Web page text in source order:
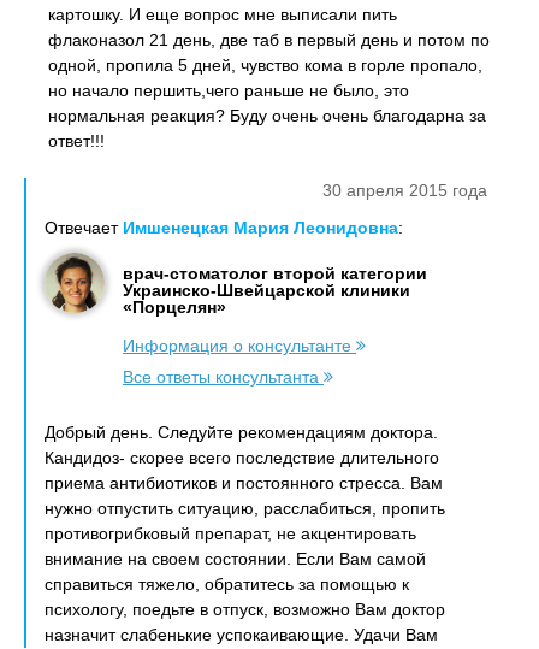
картошку. И еще вопрос мне выписали пить
флаконазол 21 день, две таб в первый день и потом по
одной, пропила 5 дней, чувство кома в горле пропало,
но начало першить,чего раньше не было, это
нормальная реакция? Буду очень очень благодарна за
ответ!!!
30 апреля 2015 года
Отвечает Имшенецкая Мария Леонидовна:
врач-стоматолог второй категории
Украинско-Швейцарской клиники
«Порцелян»
Информация о консультанте
Все ответы консультанта
Добрый день. Следуйте рекомендациям доктора.
Кандидоз- скорее всего последствие длительного
приема антибиотиков и постоянного стресса. Вам
нужно отпустить ситуацию, расслабиться, пропить
противогрибковый препарат, не акцентировать
внимание на своем состоянии. Если Вам самой
справиться тяжело, обратитесь за помощью к
психологу, поедьте в отпуск, возможно Вам доктор
назначит слабенькие успокаивающие. Удачи Вам